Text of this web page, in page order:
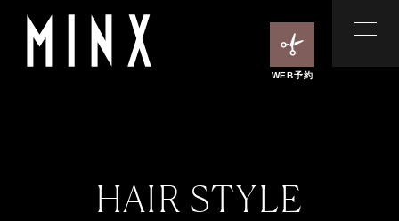
WEB予約
HAIR STYLE